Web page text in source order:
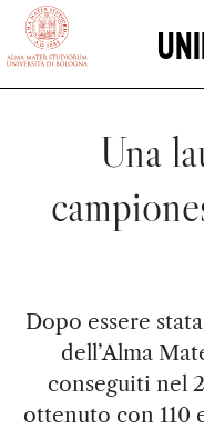
vai al contenuto della
Una
Dopo essere
dell’Alma
conseguiti nel
ottenuto con 110